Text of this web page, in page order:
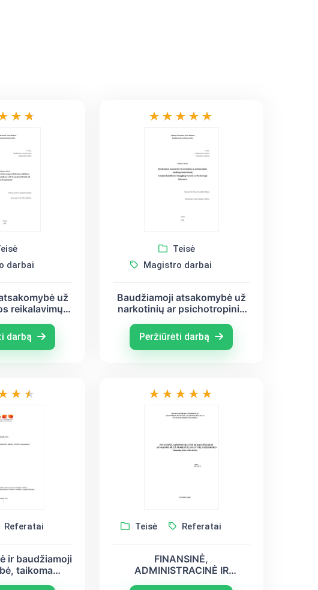
darbai
už
reikalavimų
darbą
Teisė
Magistro darbai
Baudžiamoji atsakomybė už
narkotinių ar psichotropinių
Peržiūrėti darbą
Referatai
ir baudžiamoji
taikoma
Teisė Referatai
FINANSINĖ,
ADMINISTRACINĖ IR